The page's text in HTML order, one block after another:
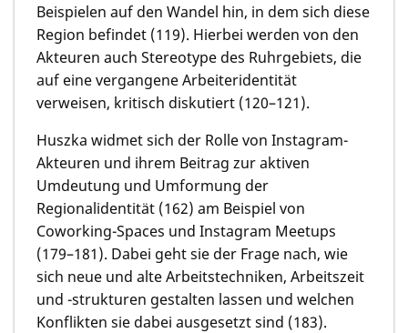
Beispielen auf den Wandel hin, in dem sich diese
Region befindet (119). Hierbei werden von den
Akteuren auch Stereotype des Ruhrgebiets, die
auf eine vergangene Arbeiteridentität
verweisen, kritisch diskutiert (120–121).
Huszka widmet sich der Rolle von Instagram-
Akteuren und ihrem Beitrag zur aktiven
Umdeutung und Umformung der
Regionalidentität (162) am Beispiel von
Coworking-Spaces und Instagram Meetups
(179–181). Dabei geht sie der Frage nach, wie
sich neue und alte Arbeitstechniken, Arbeitszeit
und -strukturen gestalten lassen und welchen
Konflikten sie dabei ausgesetzt sind (183).